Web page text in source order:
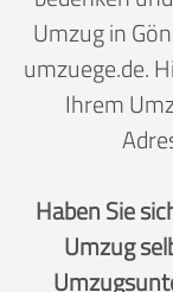
Umzug in
umzuege.de.
Ihrem
Haben Sie
Umzug